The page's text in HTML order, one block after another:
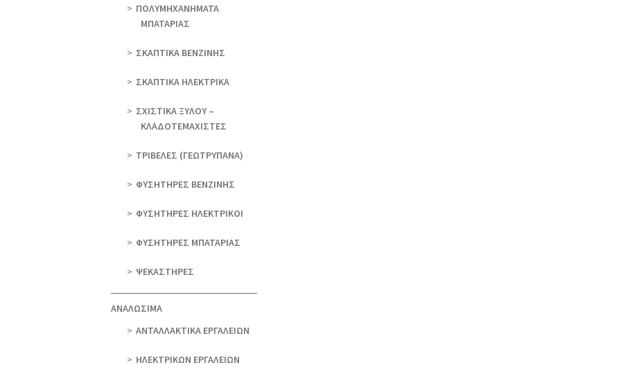
ΠΟΛΥΜΗΧΑΝΗΜΑΤΑ
ΜΠΑΤΑΡΙΑΣ
ΣΚΑΠΤΙΚΑ ΒΕΝΖΙΝΗΣ
ΣΚΑΠΤΙΚΑ ΗΛΕΚΤΡΙΚΑ
ΣΧΙΣΤΙΚΑ ΞΥΛΟΥ –
ΚΛΑΔΟΤΕΜΑΧΙΣΤΕΣ
ΤΡΙΒΕΛΕΣ (ΓΕΩΤΡΎΠΑΝΑ)
ΦΥΣΗΤΗΡΕΣ ΒΕΝΖΙΝΗΣ
ΦΥΣΗΤΗΡΕΣ ΗΛΕΚΤΡΙΚΟΙ
ΦΥΣΗΤΗΡΕΣ ΜΠΑΤΑΡΙΑΣ
ΨΕΚΑΣΤΗΡΕΣ
ΑΝΑΛΩΣΙΜΑ
ΑΝΤΑΛΛΑΚΤΙΚΑ ΕΡΓΑΛΕΙΩΝ
ΗΛΕΚΤΡΙΚΩΝ ΕΡΓΑΛΕΙΩΝ